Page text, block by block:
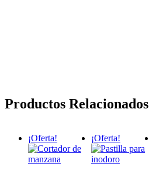
Productos Relacionados
¡Oferta! ¡Oferta!